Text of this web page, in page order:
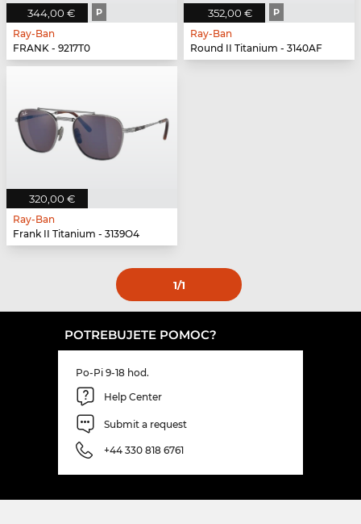
344,00 € P
Ray-Ban
FRANK - 9217T0
352,00 € P
Ray-Ban
Round II Titanium - 3140AF
320,00 €
Ray-Ban
Frank II Titanium - 3139O4
1/1
POTREBUJETE POMOC?
Po-Pi 9-18 hod.
Help Center
Submit a request
+44 330 818 6761